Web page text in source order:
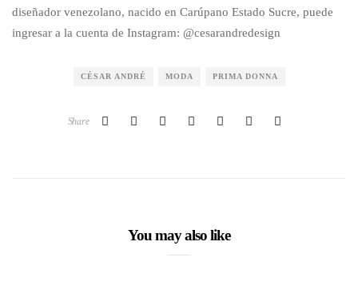
diseñador venezolano, nacido en Carúpano Estado Sucre, puede
ingresar a la cuenta de Instagram: @cesarandredesign
CÉSAR ANDRÉ MODA PRIMA DONNA
Share
You may also like